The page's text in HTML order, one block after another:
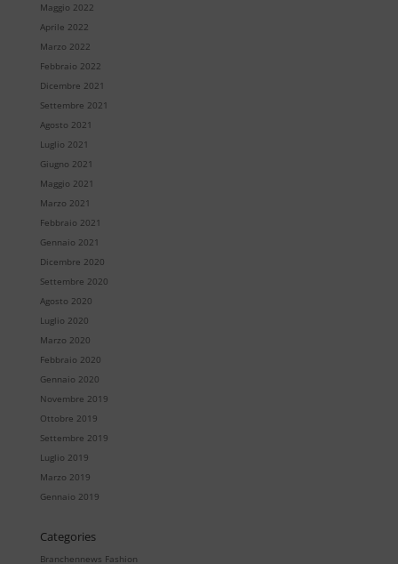
Maggio 2022
Aprile 2022
Marzo 2022
Febbraio 2022
Dicembre 2021
Settembre 2021
Agosto 2021
Luglio 2021
Giugno 2021
Maggio 2021
Marzo 2021
Febbraio 2021
Gennaio 2021
Dicembre 2020
Settembre 2020
Agosto 2020
Luglio 2020
Marzo 2020
Febbraio 2020
Gennaio 2020
Novembre 2019
Ottobre 2019
Settembre 2019
Luglio 2019
Marzo 2019
Gennaio 2019
Categories
Branchennews Fashion